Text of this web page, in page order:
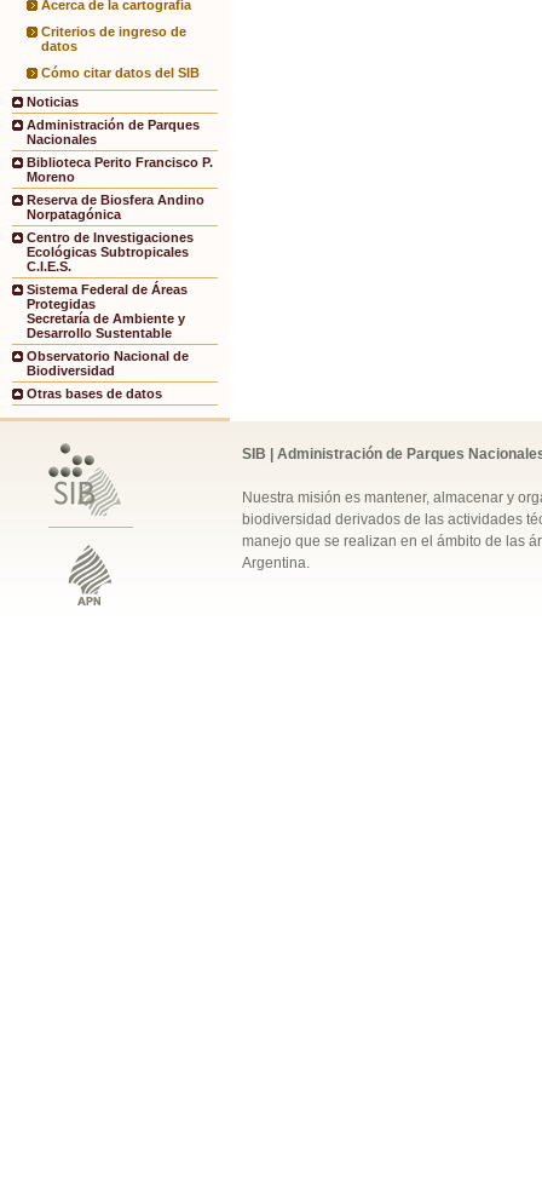
Acerca de la cartografía
Criterios de ingreso de
datos
Cómo citar datos del SIB
Noticias
Administración de Parques
Nacionales
Biblioteca Perito Francisco P.
Moreno
Reserva de Biosfera Andino
Norpatagónica
Centro de Investigaciones
Ecológicas Subtropicales
C.I.E.S.
Sistema Federal de Áreas
Protegidas
Secretaría de Ambiente y
Desarrollo Sustentable
Observatorio Nacional de
Biodiversidad
Otras bases de datos
SIB | Administración de Parques
Nuestra misión es mantener, almacenar y
biodiversidad derivados de las actividades
manejo que se realizan en el ámbito de las
Argentina.